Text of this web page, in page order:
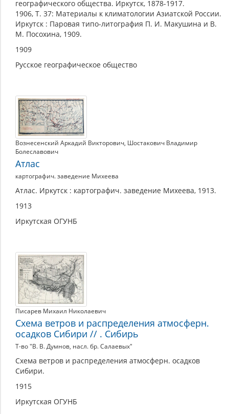
географического общества. Иркутск, 1878-1917.
1906, Т. 37: Материалы к климатологии Азиатской России.
Иркутск : Паровая типо-литография П. И. Макушина и В.
М. Посохина, 1909.
1909
Русское географическое общество
Вознесенский Аркадий Викторович, Шостакович Владимир
Болеславович
Атлас
картографич. заведение Михеева
Атлас. Иркутск : картографич. заведение Михеева, 1913.
1913
Иркутская ОГУНБ
Писарев Михаил Николаевич
Схема ветров и распределения атмосферн.
осадков Сибири // . Сибирь
Т-во "В. В. Думнов, насл. бр. Салаевых"
Схема ветров и распределения атмосферн. осадков
Сибири.
1915
Иркутская ОГУНБ